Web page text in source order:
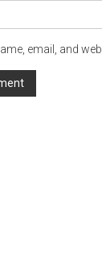
email, and